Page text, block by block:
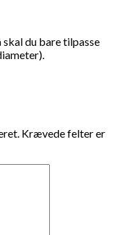
skal du bare tilpasse
Krævede felter er